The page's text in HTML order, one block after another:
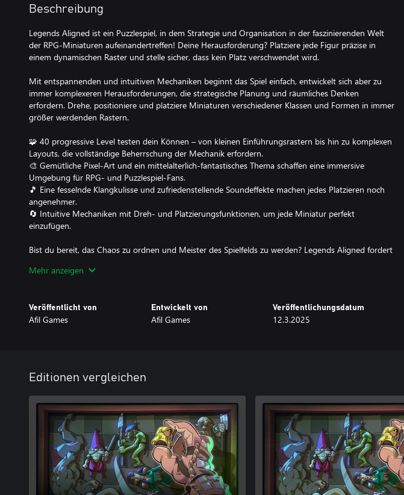
Beschreibung
Legends Aligned ist ein Puzzlespiel, in dem Strategie und Organisation in der faszinierenden Welt
der RPG-Miniaturen aufeinandertreffen! Deine Herausforderung? Platziere jede Figur präzise in
einem dynamischen Raster und stelle sicher, dass kein Platz verschwendet wird.
Mit entspannenden und intuitiven Mechaniken beginnt das Spiel einfach, entwickelt sich aber zu
immer komplexeren Herausforderungen, die strategische Planung und räumliches Denken
erfordern. Drehe, positioniere und platziere Miniaturen verschiedener Klassen und Formen in immer
größer werdenden Rastern.
🧩 40 progressive Level testen dein Können – von kleinen Einführungsrastern bis hin zu komplexen
Layouts, die vollständige Beherrschung der Mechanik erfordern.
🎨 Gemütliche Pixel-Art und ein mittelalterlich-fantastisches Thema schaffen eine immersive
Umgebung für RPG- und Puzzlespiel-Fans.
🎵 Eine fesselnde Klangkulisse und zufriedenstellende Soundeffekte machen jedes Platzieren noch
angenehmer.
🔄 Intuitive Mechaniken mit Dreh- und Platzierungsfunktionen, um jede Miniatur perfekt
einzufügen.
Bist du bereit, das Chaos zu ordnen und Meister des Spielfelds zu werden? Legends Aligned fordert
Mehr anzeigen
Veröffentlicht von
Afil Games
Entwickelt von
Afil Games
Veröffentlichungsdatum
12.3.2025
Editionen vergleichen